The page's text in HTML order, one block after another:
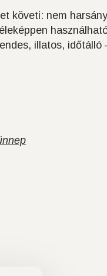
követi: nem
illatos,